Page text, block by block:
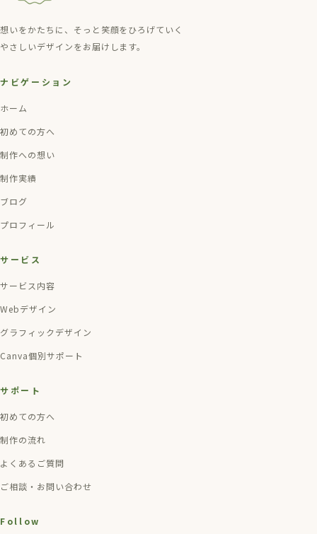
想いをかたちに、そっと笑顔をひろげていく
やさしいデザインをお届けします。
ナビゲーション
ホーム
初めての方へ
制作への想い
制作実績
ブログ
プロフィール
サービス
サービス内容
Webデザイン
グラフィックデザイン
Canva個別サポート
サポート
初めての方へ
制作の流れ
よくあるご質問
ご相談・お問い合わせ
Follow